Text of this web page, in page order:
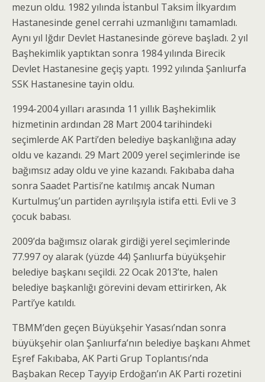
mezun oldu. 1982 yılında İstanbul Taksim İlkyardım
Hastanesinde genel cerrahi uzmanlığını tamamladı.
Aynı yıl Iğdır Devlet Hastanesinde göreve başladı. 2 yıl
Başhekimlik yaptıktan sonra 1984 yılında Birecik
Devlet Hastanesine geçiş yaptı. 1992 yılında Şanlıurfa
SSK Hastanesine tayin oldu.
1994-2004 yılları arasında 11 yıllık Başhekimlik
hizmetinin ardından 28 Mart 2004 tarihindeki
seçimlerde AK Parti’den belediye başkanlığına aday
oldu ve kazandı. 29 Mart 2009 yerel seçimlerinde ise
bağımsız aday oldu ve yine kazandı. Fakıbaba daha
sonra Saadet Partisi’ne katılmış ancak Numan
Kurtulmuş’un partiden ayrılışıyla istifa etti. Evli ve 3
çocuk babası.
2009’da bağımsız olarak girdiği yerel seçimlerinde
77.997 oy alarak (yüzde 44) Şanlıurfa büyükşehir
belediye başkanı seçildi. 22 Ocak 2013’te, halen
belediye başkanlığı görevini devam ettirirken, Ak
Parti’ye katıldı.
TBMM’den geçen Büyükşehir Yasası’ndan sonra
büyükşehir olan Şanlıurfa’nın belediye başkanı Ahmet
Eşref Fakıbaba, AK Parti Grup Toplantısı’nda
Başbakan Recep Tayyip Erdoğan’ın AK Parti rozetini